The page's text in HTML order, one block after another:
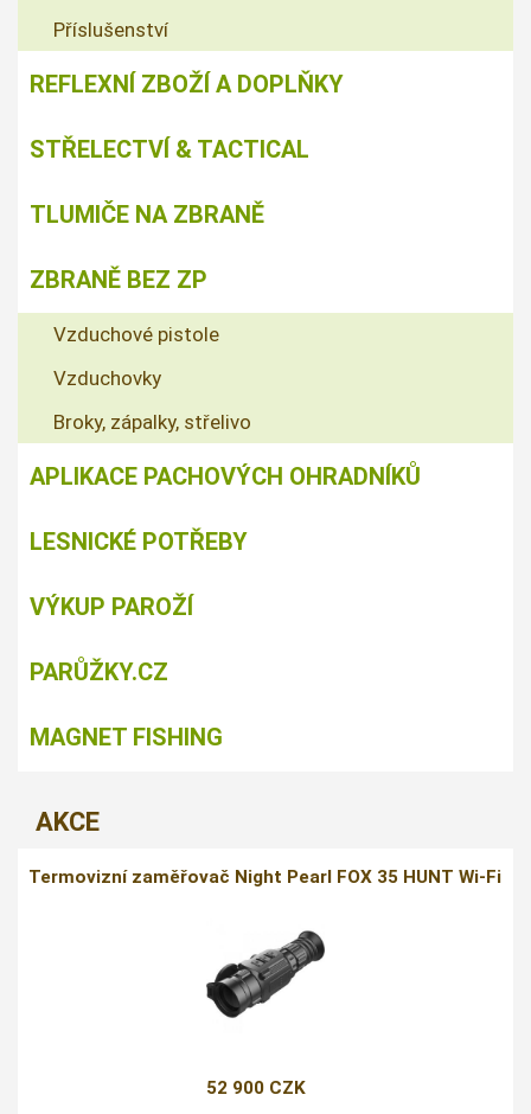
Příslušenství
REFLEXNÍ ZBOŽÍ A DOPLŇKY
STŘELECTVÍ & TACTICAL
TLUMIČE NA ZBRANĚ
ZBRANĚ BEZ ZP
Vzduchové pistole
Vzduchovky
Broky, zápalky, střelivo
APLIKACE PACHOVÝCH OHRADNÍKŮ
LESNICKÉ POTŘEBY
VÝKUP PAROŽÍ
PARŮŽKY.CZ
MAGNET FISHING
AKCE
Termovizní zaměřovač Night Pearl FOX 35 HUNT Wi-Fi
52 900 CZK